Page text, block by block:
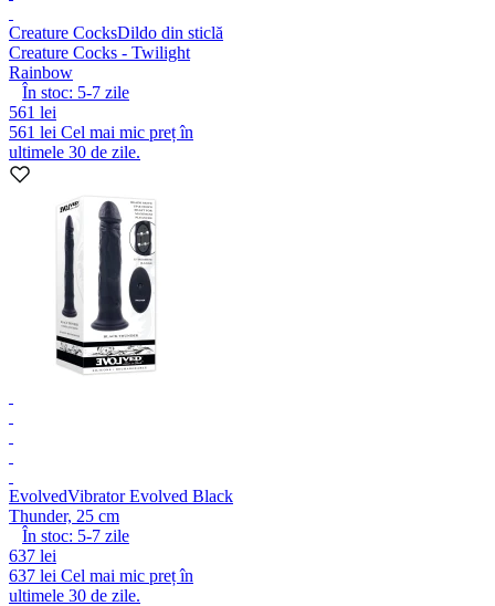
Creature CocksDildo din sticlă
Creature Cocks - Twilight
Rainbow
În stoc: 5-7 zile
561 lei
561 lei Cel mai mic preț în
ultimele 30 de zile.
EvolvedVibrator Evolved Black
Thunder, 25 cm
În stoc: 5-7 zile
637 lei
637 lei Cel mai mic preț în
ultimele 30 de zile.